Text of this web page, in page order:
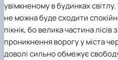
увімкненому в будинках
не можна буде сходити
пікнік, бо велика частина
проникнення ворогу у міста
доволі сильно обмежує